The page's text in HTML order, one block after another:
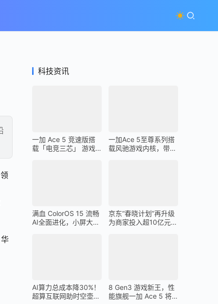
科技资讯
一加 Ace 5 竞速版搭
载「电竞三芯」 游戏
一加Ace 5至尊系列搭
载风驰游戏内核，带来
满血 ColorOS 15 流畅
AI全面进化，小屏大魔
京东“春晓计划”再升级
为商家投入超10亿元广
AI算力总成本降30%！
超算互联网助时空壶高
8 Gen3 游戏新王，性
能旗舰一加 Ace 5 将